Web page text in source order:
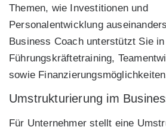
Themen, wie Investitionen und
Personalentwicklung
Business Coach unterstützt Sie
Führungskräftetraining,
sowie
Umstrukturierung im
Für Unternehmer stellt eine